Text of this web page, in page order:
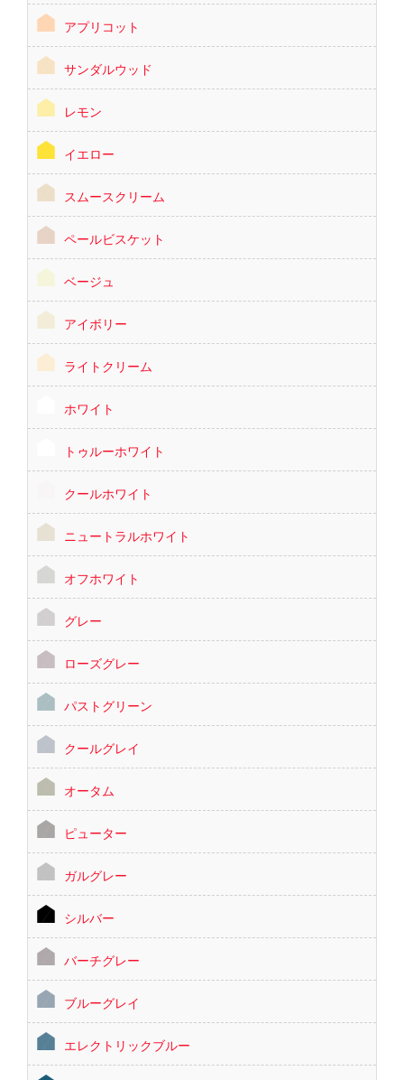
アプリコット
サンダルウッド
レモン
イエロー
スムースクリーム
ペールビスケット
ベージュ
アイボリー
ライトクリーム
ホワイト
トゥルーホワイト
クールホワイト
ニュートラルホワイト
オフホワイト
グレー
ローズグレー
パストグリーン
クールグレイ
オータム
ピューター
ガルグレー
シルバー
バーチグレー
ブルーグレイ
エレクトリックブルー